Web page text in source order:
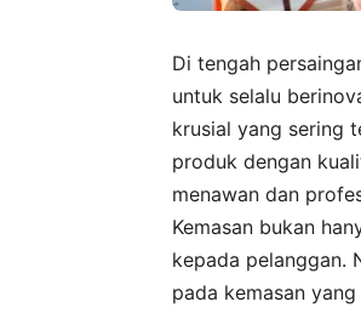
Di tengah
untuk selalu
krusial yang sering
produk dengan
menawan dan
Kemasan bukan
kepada pelanggan.
pada kemasan